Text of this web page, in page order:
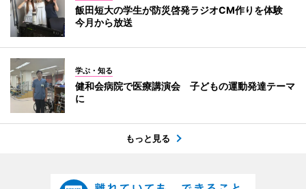
飯田短大の学生が防災啓発ラジオCM作りを体験
今月から放送
学ぶ・知る
健和会病院で医療講演会 子どもの運動発達テーマ
に
もっと見る